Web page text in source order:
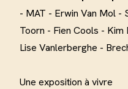
- MAT - Erwin Van Mol -
Toorn - Fien Cools -
Lise Vanlerberghe -
Une exposition à vivre